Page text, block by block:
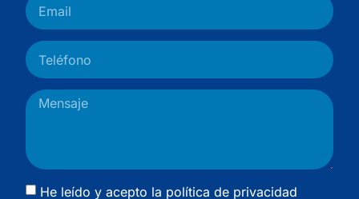
He leído y acepto la política de privacidad